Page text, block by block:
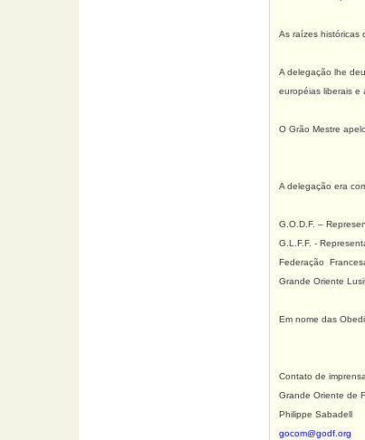
As raízes históricas
A delegação lhe
européias liberais e
O Grão Mestre
A delegação era
G.O.D.F. –
G.L.F.F. -
Federação
Grande Oriente
Em nome das
Contato de
Grande Oriente de
Philippe Sabadell
gocom@godf.org